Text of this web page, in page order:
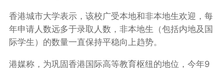
香港城市大学表示，该校广受本地和非本地生欢迎，每
年申请人数远多于录取人数，非本地生（包括内地及国
际学生）的数量一直保持平稳向上趋势。
港媒称，为巩固香港国际高等教育枢纽的地位，今年9